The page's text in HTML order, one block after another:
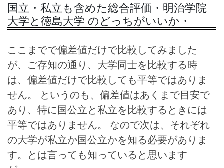
国立・私立も含めた総合評価・明治学院
大学と徳島大学 のどっちがいいか・
ここまでで偏差値だけで比較してみました
が、ご存知の通り、大学同士を比較する時
は、偏差値だけで比較しても平等ではありま
せん。 というのも、偏差値はあくまで目安で
あり、特に国公立と私立を比較するときには
平等ではありません。 なので次は、それぞれ
の大学が私立か国公立かを知る必要がありま
す。とは言っても知っていると思います